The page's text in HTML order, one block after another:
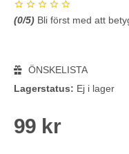
(0/5) Bli först med att
ÖNSKELISTA
Lagerstatus: Ej i lager
99 kr